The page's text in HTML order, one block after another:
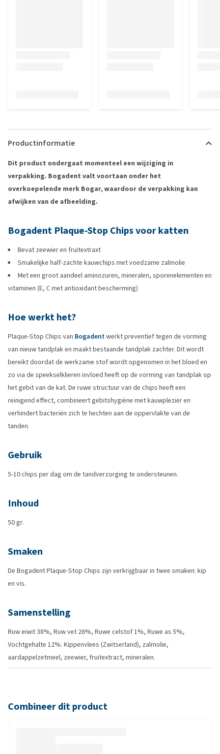
Productinformatie
Dit product ondergaat momenteel een wijziging in
verpakking. Bogadent valt voortaan onder het
overkoepelende merk Bogar, waardoor de verpakking kan
afwijken van de afbeelding.
Bogadent Plaque-Stop Chips voor katten
Bevat zeewier en fruitextraxt
Smakelijke half-zachte kauwchips met voedzame zalmolie
Met een groot aandeel aminozuren, mineralen, sporenelementen en
vitaminen (E, C met antioxidant bescherming)
Hoe werkt het?
Plaque-Stop Chips van Bogadentwerkt preventief tegen de vorming
van nieuw tandplak en maakt bestaande tandplak zachter. Dit wordt
bereikt doordat de werkzame stof wordt opgenomen in het bloed en
zo via de speekselklieren invloed heeft op de vorming van tandplak op
het gebit van de kat. De ruwe structuur van de chips heeft een
reinigend effect, combineert gebitshygiëne met kauwplezier en
verhindert bacteriën zich te hechten aan de oppervlakte van de
tanden.
Gebruik
5-10 chips per dag om de tandverzorging te ondersteunen.
Inhoud
50 gr.
Smaken
De Bogadent Plaque-Stop Chips zijn verkrijgbaar in twee smaken: kip
en vis.
Samenstelling
Ruw eiwit 38%, Ruw vet 26%, Ruwe celstof 1%, Ruwe as 5%,
Vochtgehalte 12%. Kippenvlees (Zwitserland), zalmolie,
aardappelzetmeel, zeewier, fruitextract, mineralen.
Combineer dit product